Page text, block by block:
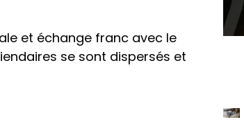
et échange franc avec le
se sont dispersés et